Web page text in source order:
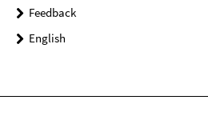
Feedback
English